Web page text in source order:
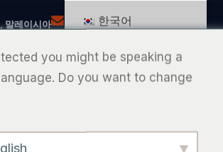
말레이시아
help@msianpestcontrol.com
한국어
you might be speaking a
Do you want to change